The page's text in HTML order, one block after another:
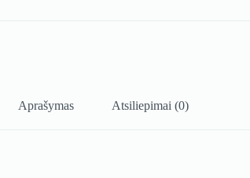
Aprašymas Atsiliepimai (0)